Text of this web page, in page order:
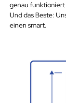
genau funktioniert
Und das Beste:
einen smart.